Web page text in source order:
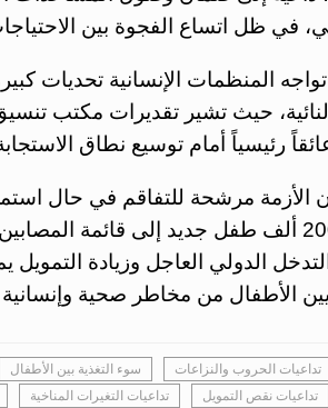
في ظل اتساع الفجوة بين
تواجه المنظمات الإنسانية تحديات
حيث تشير تقديرات مكتب
رئيسياً أمام توسيع نطاق
الأزمة مرشحة للتفاقم في حال
خاصة مع توقع إضافة 200 ألف طفل جديد إلى
التدخل الدولي العاجل وزيادة
الأطفال من مخاطر صحية
تداعيات الحروب والنزاعات سوء التغذية بين الأطفال
تداعيات نقص التمويل تداعيات التغيرات المناخية